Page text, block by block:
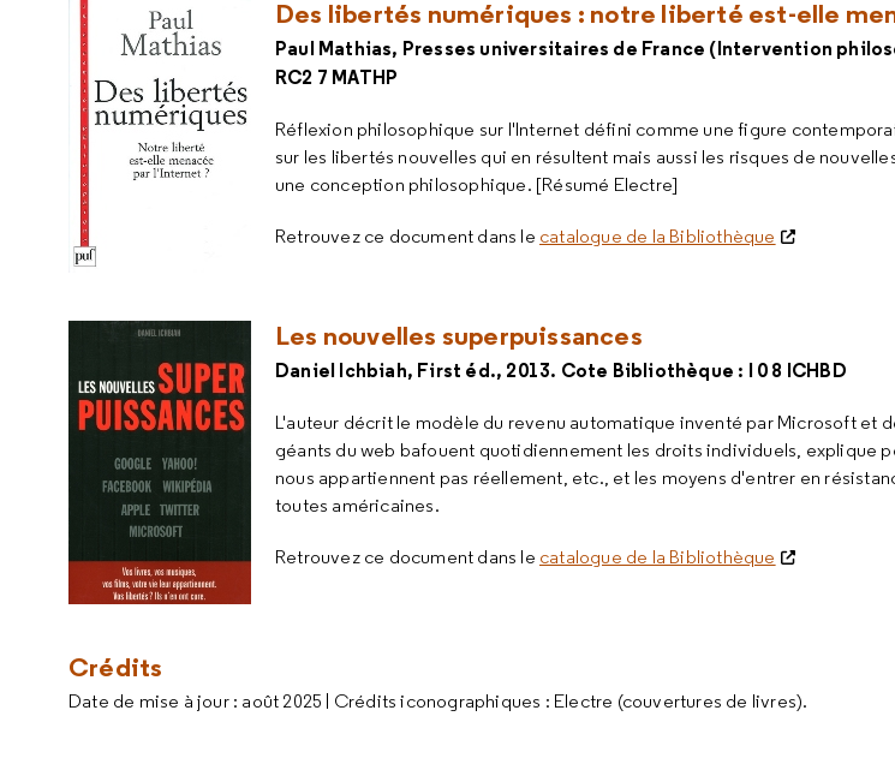
Des libertés numériques : notre liberté est-elle
Paul Mathias, Presses universitaires de France (Intervention
RC2 7 MATHP
Réflexion philosophique sur l'Internet défini comme une figure
sur les libertés nouvelles qui en résultent mais aussi les risques de
une conception philosophique. [Résumé Electre]
Retrouvez ce document dans le catalogue de la Bibliothèque
Les nouvelles superpuissances
Daniel Ichbiah, First éd., 2013. Cote Bibliothèque : I 0 8 ICHBD
L'auteur décrit le modèle du revenu automatique inventé par Microsoft et
géants du web bafouent quotidiennement les droits individuels, explique
nous appartiennent pas réellement, etc., et les moyens d'entrer en
toutes américaines.
Retrouvez ce document dans le catalogue de la Bibliothèque
Crédits
Date de mise à jour : août 2025 | Crédits iconographiques : Electre (couvertures de livres).